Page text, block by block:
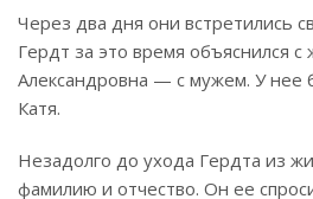
Через два дня они встретились
Гердт за это время объяснился
Александровна — с мужем. У нее
Катя.
Незадолго до ухода Гердта из
фамилию и отчество. Он ее